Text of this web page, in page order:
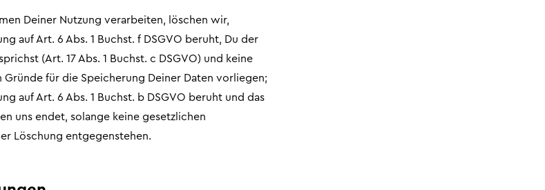
Deiner Nutzung verarbeiten, löschen wir,
auf Art. 6 Abs. 1 Buchst. f DSGVO beruht, Du der
(Art. 17 Abs. 1 Buchst. c DSGVO) und keine
für die Speicherung Deiner Daten vorliegen;
auf Art. 6 Abs. 1 Buchst. b DSGVO beruht und das
uns endet, solange keine gesetzlichen
Löschung entgegenstehen.